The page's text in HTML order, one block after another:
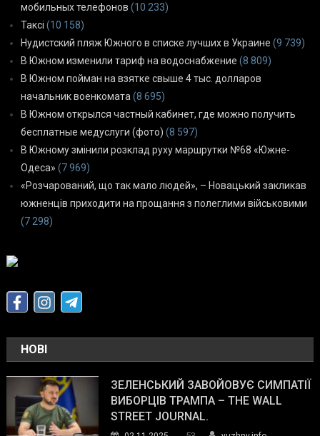
мобильных телефонов (10 233)
Таксі (10 158)
Нудистский пляж Южного в списке лучших в Украине (9 739)
В Южном изменили тариф на водоснабжение (8 809)
В Южном пойман на взятке свыше 4 тыс. долларов
начальник военкомата (8 695)
В Южном открылся частный кабинет, где можно получить
бесплатные медуслуги (фото) (8 597)
В Южному змінили розклад руху маршрутки №68 «Южне-
Одеса» (7 969)
«Розчарований, що так мало людей», – Новацький закликав
южненців приходити на прощання з полеглими військовими
(7 298)
НОВІ
ЗЕЛЕНСЬКИЙ ЗАВОЙОВУЄ СИМПАТІЇ
ВИБОРЦІВ ТРАМПА – THE WALL
STREET JOURNAL.